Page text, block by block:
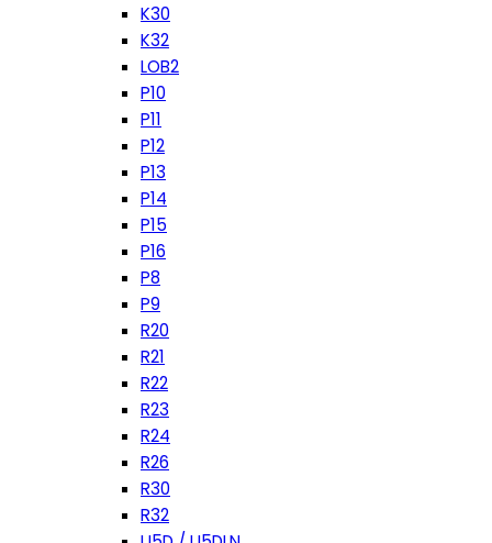
K30
K32
LOB2
P10
P11
P12
P13
P14
P15
P16
P8
P9
R20
R21
R22
R23
R24
R26
R30
R32